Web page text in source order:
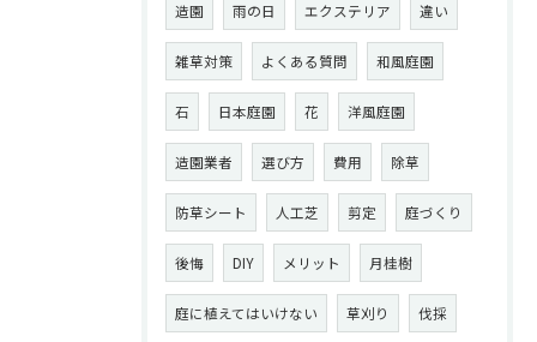
造園 雨の日 エクステリア 違い
雑草対策 よくある質問 和風庭園
石 日本庭園 花 洋風庭園
造園業者 選び方 費用 除草
防草シート 人工芝 剪定 庭づくり
後悔 DIY メリット 月桂樹
庭に植えてはいけない 草刈り 伐採